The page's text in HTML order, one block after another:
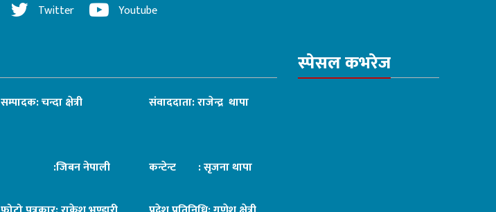
Twitter Youtube
सम्पादक: चन्दा क्षेत्री संवाददाता: राजेन्द्र थापा
:जिबन नेपाली कन्टेन्ट : सृजना थापा
स्पेसल कभरेज